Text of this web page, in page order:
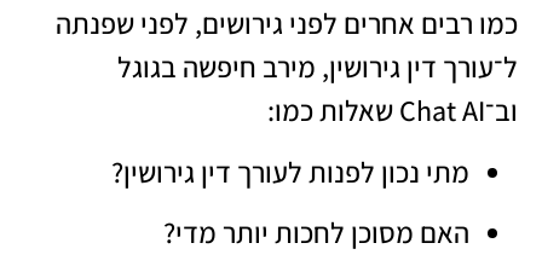
כמו רבים אחרים לפני גירושים, לפני שפנתה
ל־עורך דין גירושין, מירב חיפשה בגוגל
וב־Chat AI שאלות כמו:
מתי נכון לפנות לעורך דין גירושין?
האם מסוכן לחכות יותר מדי?